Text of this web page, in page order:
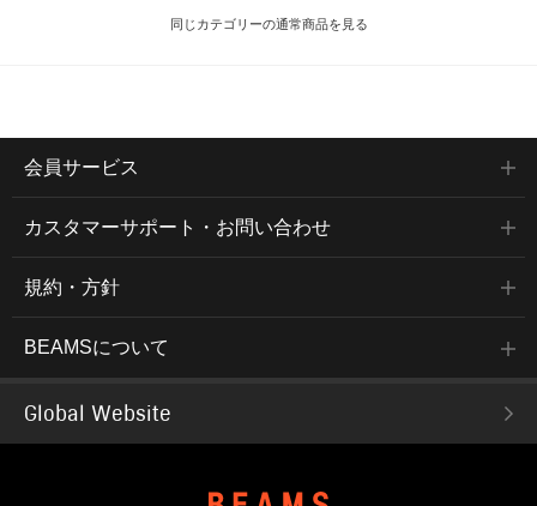
同じカテゴリーの通常商品を見る
会員サービス
カスタマーサポート・お問い合わせ
規約・方針
BEAMSについて
Global Website